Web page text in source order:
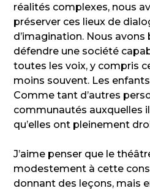
réalités complexes, nous
préserver ces lieux de
d’imagination. Nous
défendre une société
toutes les voix, y compris
moins souvent. Les
Comme tant d’autres
communautés auxquelles
qu’elles ont pleinement
J’aime penser que le
modestement à cette
donnant des leçons, mais